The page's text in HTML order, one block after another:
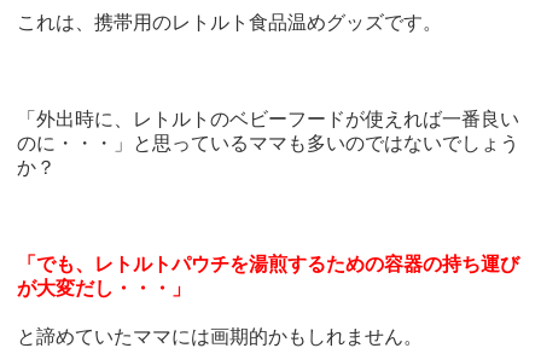
これは、携帯用のレトルト食品温めグッズです。
「外出時に、レトルトのベビーフードが使えれば一番良い
のに・・・」と思っているママも多いのではないでしょう
か？
「でも、レトルトパウチを湯煎するための容器の持ち運び
が大変だし・・・」
と諦めていたママには画期的かもしれません。